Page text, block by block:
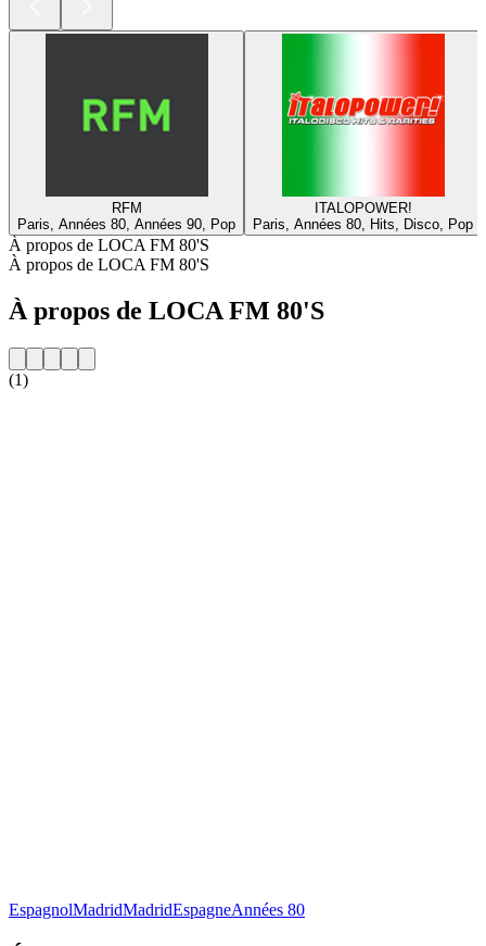
RFM
Paris, Années 80, Années 90, Pop
ITALOPOWER!
Paris, Années 80, Hits, Disco, Pop
À propos de LOCA FM 80'S
À propos de LOCA FM 80'S
À propos de LOCA FM 80'S
(1)
EspagnolMadridMadridEspagneAnnées 80